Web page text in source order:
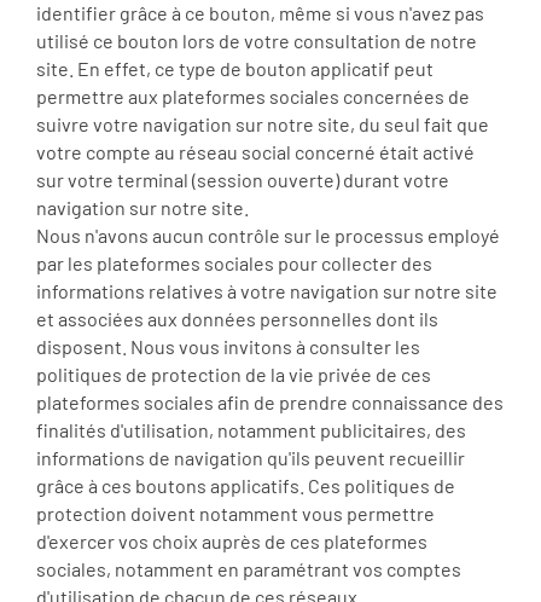
identifier grâce à ce bouton, même si vous n'avez pas
utilisé ce bouton lors de votre consultation de notre
site. En effet, ce type de bouton applicatif peut
permettre aux plateformes sociales concernées de
suivre votre navigation sur notre site, du seul fait que
votre compte au réseau social concerné était activé
sur votre terminal (session ouverte) durant votre
navigation sur notre site.
Nous n'avons aucun contrôle sur le processus employé
par les plateformes sociales pour collecter des
informations relatives à votre navigation sur notre site
et associées aux données personnelles dont ils
disposent. Nous vous invitons à consulter les
politiques de protection de la vie privée de ces
plateformes sociales afin de prendre connaissance des
finalités d'utilisation, notamment publicitaires, des
informations de navigation qu'ils peuvent recueillir
grâce à ces boutons applicatifs. Ces politiques de
protection doivent notamment vous permettre
d'exercer vos choix auprès de ces plateformes
sociales, notamment en paramétrant vos comptes
d'utilisation de chacun de ces réseaux.